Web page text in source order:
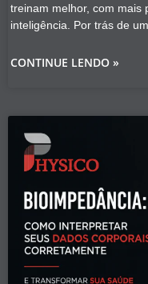
treinam melhor, com mais
inteligência. Por trás de
CONTINUE LENDO »